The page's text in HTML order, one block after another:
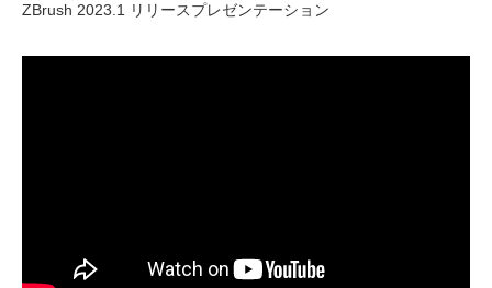
ZBrush 2023.1 リリースプレゼンテーション